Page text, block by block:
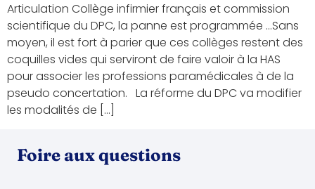
Articulation Collège infirmier français et commission
scientifique du DPC, la panne est programmée …Sans
moyen, il est fort à parier que ces collèges restent des
coquilles vides qui serviront de faire valoir à la HAS
pour associer les professions paramédicales à de la
pseudo concertation. La réforme du DPC va modifier
les modalités de […]
Foire aux questions